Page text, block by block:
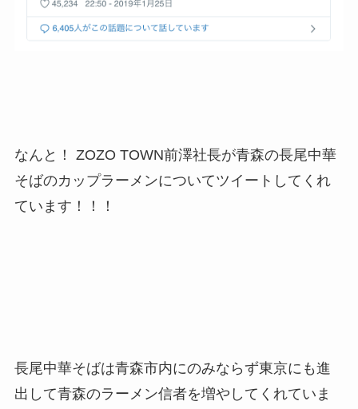
なんと！ ZOZO TOWN前澤社長が青森の長尾中華
そばのカップラーメンについてツイートしてくれ
ています！！！
長尾中華そばは青森市内にのみならず東京にも進
出して青森のラーメン信者を増やしてくれていま